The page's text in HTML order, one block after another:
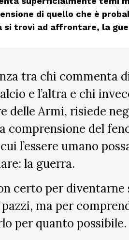
di quello che è
si trovi ad affrontare, la
tra chi commenta
e l’altra e chi
delle Armi, risiede
comprensione del
l’essere umano
la guerra.
certo per
pazzi, ma per
per quanto possibile.